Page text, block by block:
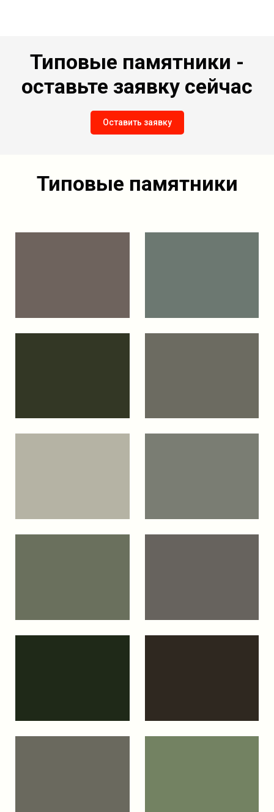
Типовые памятники -
оставьте заявку сейчас
Оставить заявку
Типовые памятники